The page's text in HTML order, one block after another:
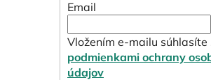
Email
Vložením e-mailu súhlasíte
podmienkami ochrany
údajov